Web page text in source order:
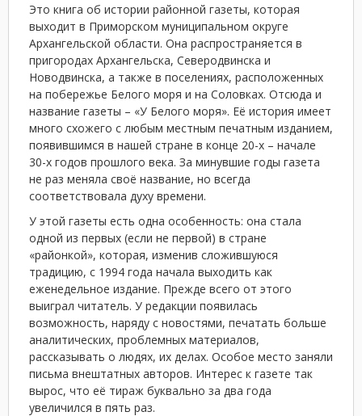
Это книга об истории районной газеты, которая
выходит в Приморском муниципальном округе
Архангельской области. Она распространяется в
пригородах Архангельска, Северодвинска и
Новодвинска, а также в поселениях, расположенных
на побережье Белого моря и на Соловках. Отсюда и
название газеты – «У Белого моря». Её история имеет
много схожего с любым местным печатным изданием,
появившимся в нашей стране в конце 20-х – начале
30-х годов прошлого века. За минувшие годы газета
не раз меняла своё название, но всегда
соответствовала духу времени.
У этой газеты есть одна особенность: она стала
одной из первых (если не первой) в стране
«районкой», которая, изменив сложившуюся
традицию, с 1994 года начала выходить как
еженедельное издание. Прежде всего от этого
выиграл читатель. У редакции появилась
возможность, наряду с новостями, печатать больше
аналитических, проблемных материалов,
рассказывать о людях, их делах. Особое место заняли
письма внештатных авторов. Интерес к газете так
вырос, что её тираж буквально за два года
увеличился в пять раз.